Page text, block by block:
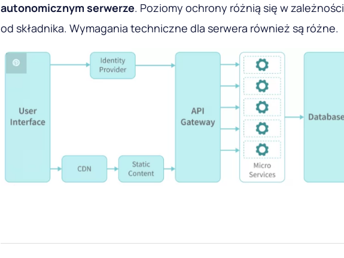
autonomicznym serwerze. Poziomy ochrony różnią się w zależności
od składnika. Wymagania techniczne dla serwera również są różne.